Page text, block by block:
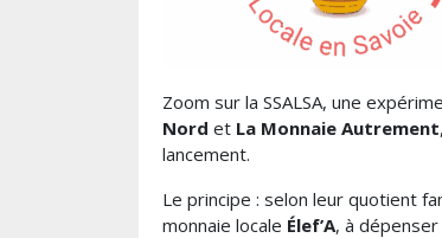
Zoom sur la SSALSA, une
Nord et La Monnaie Autrement
lancement.
Le principe : selon leur quotient
monnaie locale Élef’A, à